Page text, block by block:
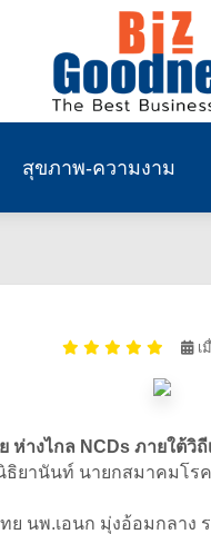
สุขภาพ-ความงาม
เ
ห่างไกล NCDs ภายใต้วิถี
านันท์ นายกสมาคมโรค
ย นพ.เอนก มุ่งอ้อมกล